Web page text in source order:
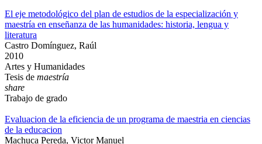
El eje metodológico del plan de estudios de la especialización y
maestría en enseñanza de las humanidades: historia, lengua y
literatura
Castro Domínguez, Raúl
2010
Artes y Humanidades
Tesis de maestría
share
Trabajo de grado
Evaluacion de la eficiencia de un programa de maestria en ciencias
de la educacion
Machuca Pereda, Victor Manuel